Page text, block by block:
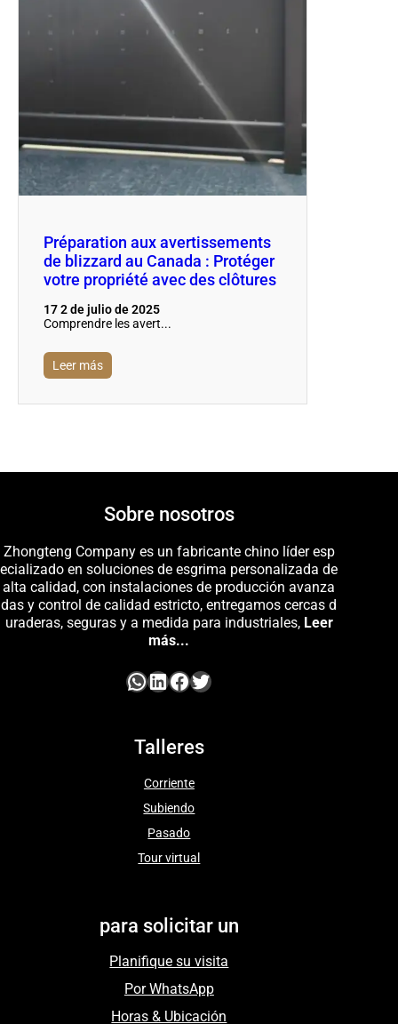
Préparation aux avertissements
de blizzard au Canada : Protéger
votre propriété avec des clôtures
17 2 de julio de 2025
Comprendre les avert...
Leer más
Sobre nosotros
Zhongteng Company es un fabricante chino líder esp
ecializado en soluciones de esgrima personalizada de
alta calidad, con instalaciones de producción avanza
das y control de calidad estricto, entregamos cercas d
uraderas, seguras y a medida para industriales, Leer
más...
Talleres
Corriente
Subiendo
Pasado
Tour virtual
para solicitar un
Planifique su visita
Por WhatsApp
Horas & Ubicación